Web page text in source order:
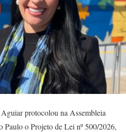
protocolou na Assembleia
Paulo o Projeto de Lei nº 500/2026,